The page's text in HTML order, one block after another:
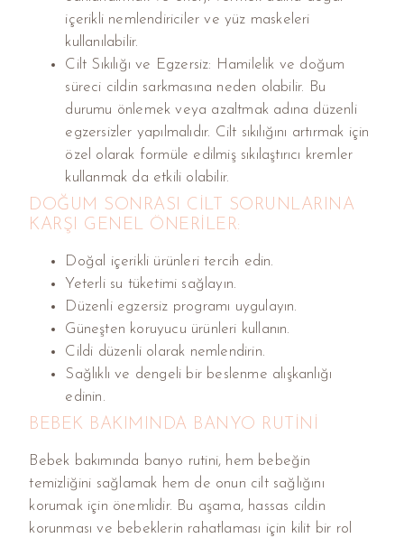
içerikli nemlendiriciler ve yüz maskeleri
kullanılabilir.
Cilt Sıkılığı ve Egzersiz: Hamilelik ve doğum
süreci cildin sarkmasına neden olabilir. Bu
durumu önlemek veya azaltmak adına düzenli
egzersizler yapılmalıdır. Cilt sıkılığını artırmak için
özel olarak formüle edilmiş sıkılaştırıcı kremler
kullanmak da etkili olabilir.
DOĞUM SONRASI CILT SORUNLARINA
KARŞI GENEL ÖNERILER:
Doğal içerikli ürünleri tercih edin.
Yeterli su tüketimi sağlayın.
Düzenli egzersiz programı uygulayın.
Güneşten koruyucu ürünleri kullanın.
Cildi düzenli olarak nemlendirin.
Sağlıklı ve dengeli bir beslenme alışkanlığı
edinin.
BEBEK BAKIMINDA BANYO RUTINI
Bebek bakımında banyo rutini, hem bebeğin
temizliğini sağlamak hem de onun cilt sağlığını
korumak için önemlidir. Bu aşama, hassas cildin
korunması ve bebeklerin rahatlaması için kilit bir rol